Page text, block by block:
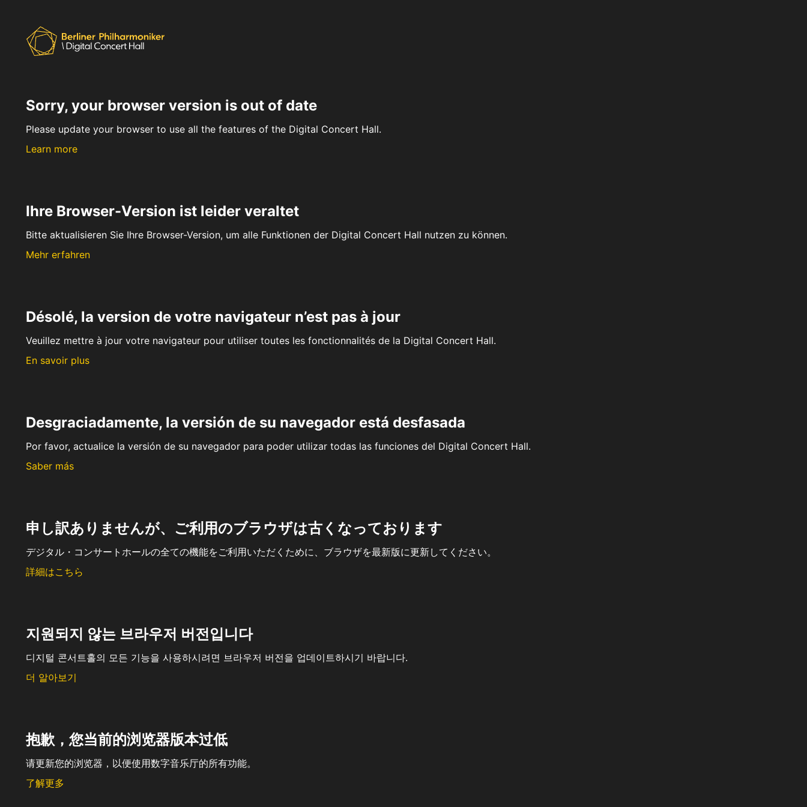
Sorry, your browser version is out of date
Please update your browser to use all the features of the Digital Concert Hall.
Learn more
Ihre Browser-Version ist leider veraltet
Bitte aktualisieren Sie Ihre Browser-Version, um alle Funktionen der Digital Concert Hall nutzen zu können.
Mehr erfahren
Désolé, la version de votre navigateur n’est pas à jour
Veuillez mettre à jour votre navigateur pour utiliser toutes les fonctionnalités de la Digital Concert Hall.
En savoir plus
Desgraciadamente, la versión de su navegador está desfasada
Por favor, actualice la versión de su navegador para poder utilizar todas las funciones del Digital Concert Hall.
Saber más
申し訳ありませんが、ご利用のブラウザは古くなっております
デジタル・コンサートホールの全ての機能をご利用いただくために、ブラウザを最新版に更新してください。
詳細はこちら
지원되지 않는 브라우저 버전입니다
디지털 콘서트홀의 모든 기능을 사용하시려면 브라우저 버전을 업데이트하시기 바랍니다.
더 알아보기
抱歉，您当前的浏览器版本过低
请更新您的浏览器，以便使用数字音乐厅的所有功能。
了解更多